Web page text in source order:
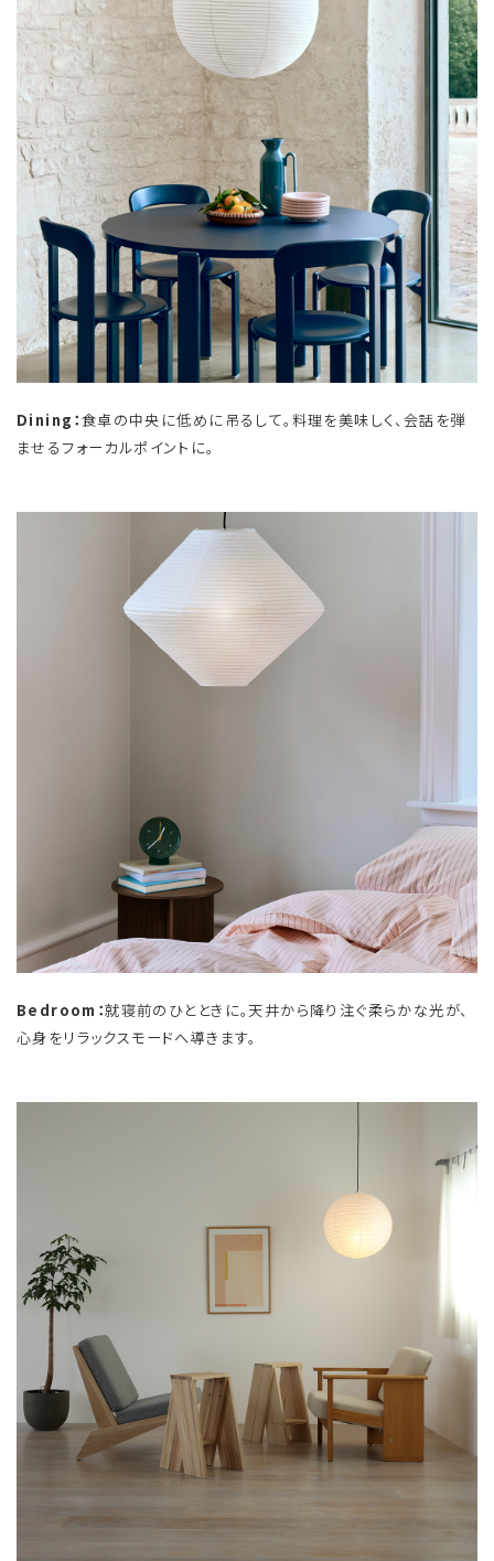
Dining：食卓の中央に低めに吊るして。料理を美味しく、会話を弾
ませるフォーカルポイントに。
Bedroom：就寝前のひとときに。天井から降り注ぐ柔らかな光が、
心身をリラックスモードへ導きます。